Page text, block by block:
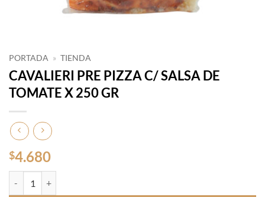
PORTADA » TIENDA
CAVALIERI PRE PIZZA C/ SALSA DE
TOMATE X 250 GR
$4.680